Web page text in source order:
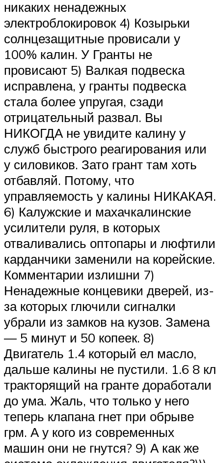
никаких ненадежных
электроблокировок 4) Козырьки
солнцезащитные провисали у
100% калин. У Гранты не
провисают 5) Валкая подвеска
исправлена, у гранты подвеска
стала более упругая, сзади
отрицательный развал. Вы
НИКОГДА не увидите калину у
служб быстрого реагирования или
у силовиков. Зато грант там хоть
отбавляй. Потому, что
управляемость у калины НИКАКАЯ.
6) Калужские и махачкалинские
усилители руля, в которых
отваливались оптопары и люфтили
карданчики заменили на корейские.
Комментарии излишни 7)
Ненадежные концевики дверей, из-
за которых глючили сигналки
убрали из замков на кузов. Замена
— 5 минут и 50 копеек. 8)
Двигатель 1.4 который ел масло,
дальше калины не пустили. 1.6 8 кл
тракторящий на гранте доработали
до ума. Жаль, что только у него
теперь клапана гнет при обрыве
грм. А у кого из современных
машин они не гнутся? 9) А как же